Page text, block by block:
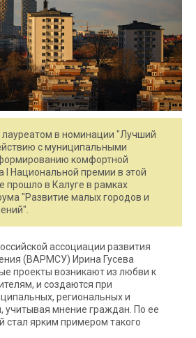
лауреатом в номинации "Лучший
с муниципальными
комфортной
I Национальной премии в этой
прошло в Калуге в рамках
"Развитие малых городов и
ассоциации развития
(ВАРМСУ) Ирина Гусева
проекты возникают из любви к
и создаются при
региональных и
учитывая мнение граждан. По ее
стал ярким примером такого